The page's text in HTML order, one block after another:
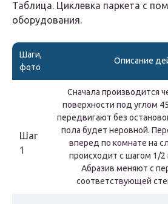
Таблица. Циклевка паркета с
оборудования.
Шаги,
фото
Описание
Шаг
1
Сначала производится
поверхности под углом
передвигают без
пола будет неровной.
вперед по комнате на
происходит с шагом 1/
Абразив меняют с
соответствующей